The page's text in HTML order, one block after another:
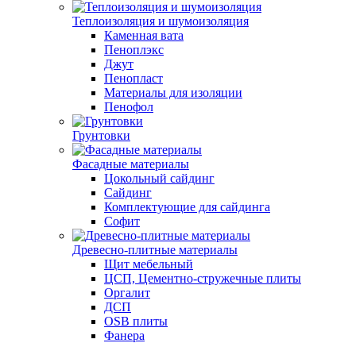
Теплоизоляция и шумоизоляция
Каменная вата
Пеноплэкс
Джут
Пенопласт
Материалы для изоляции
Пенофол
Грунтовки
Фасадные материалы
Цокольный сайдинг
Сайдинг
Комплектующие для сайдинга
Софит
Древесно-плитные материалы
Щит мебельный
ЦСП, Цементно-стружечные плиты
Оргалит
ДСП
OSB плиты
Фанера